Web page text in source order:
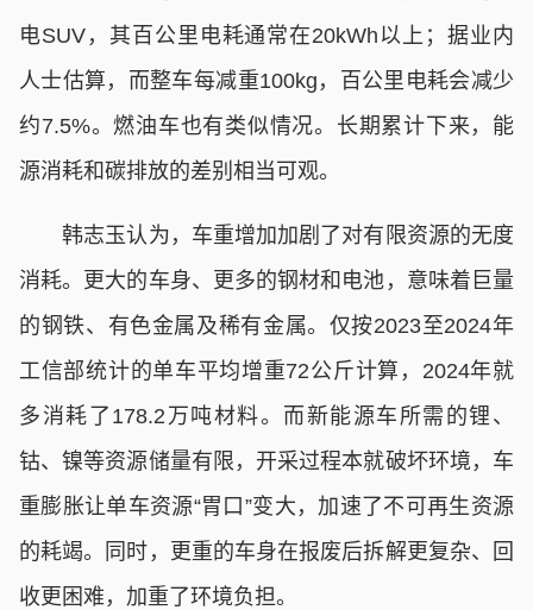
电SUV，其百公里电耗通常在20kWh以上；据业内
人士估算，而整车每减重100kg，百公里电耗会减少
约7.5%。燃油车也有类似情况。长期累计下来，能
源消耗和碳排放的差别相当可观。
韩志玉认为，车重增加加剧了对有限资源的无度
消耗。更大的车身、更多的钢材和电池，意味着巨量
的钢铁、有色金属及稀有金属。仅按2023至2024年
工信部统计的单车平均增重72公斤计算，2024年就
多消耗了178.2万吨材料。而新能源车所需的锂、
钴、镍等资源储量有限，开采过程本就破坏环境，车
重膨胀让单车资源“胃口”变大，加速了不可再生资源
的耗竭。同时，更重的车身在报废后拆解更复杂、回
收更困难，加重了环境负担。